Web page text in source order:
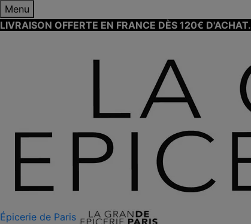
Menu
LIVRAISON OFFERTE EN FRANCE DÈS 120€ D'ACHAT.
Épicerie de Paris